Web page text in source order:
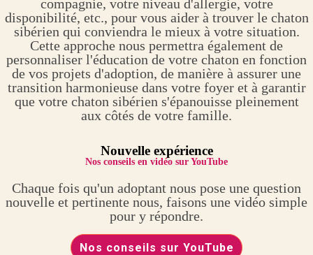
compagnie, votre niveau d'allergie, votre
disponibilité, etc., pour vous aider à trouver le chaton
sibérien qui conviendra le mieux à votre situation.
Cette approche nous permettra également de
personnaliser l'éducation de votre chaton en fonction
de vos projets d'adoption, de manière à assurer une
transition harmonieuse dans votre foyer et à garantir
que votre chaton sibérien s'épanouisse pleinement
aux côtés de votre famille.
Nouvelle expérience
Nos conseils en vidéo sur YouTube
Chaque fois qu'un adoptant nous pose une question
nouvelle et pertinente nous, faisons une vidéo simple
pour y répondre.
Nos conseils sur YouTube